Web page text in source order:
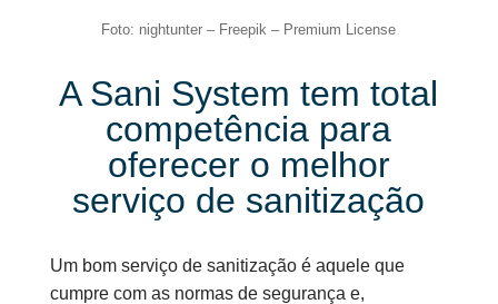
Foto: nightunter – Freepik – Premium License
A Sani System tem total
competência para
oferecer o melhor
serviço de sanitização
Um bom serviço de sanitização é aquele que
cumpre com as normas de segurança e,